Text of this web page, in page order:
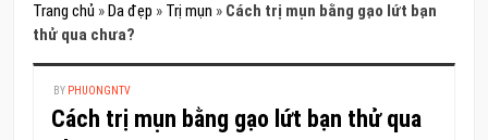
Trang chủ » Da đẹp » Trị mụn » Cách trị mụn bằng gạo lứt bạn
thử qua chưa?
BY PHUONGNTV
Cách trị mụn bằng gạo lứt bạn thử qua